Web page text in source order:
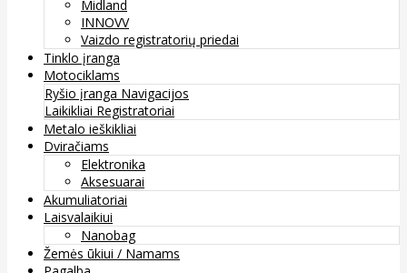
Midland
INNOVV
Vaizdo registratorių priedai
Tinklo įranga
Motociklams
Ryšio įranga Navigacijos
Laikikliai Registratoriai
Metalo ieškikliai
Dviračiams
Elektronika
Aksesuarai
Akumuliatoriai
Laisvalaikiui
Nanobag
Žemės ūkiui / Namams